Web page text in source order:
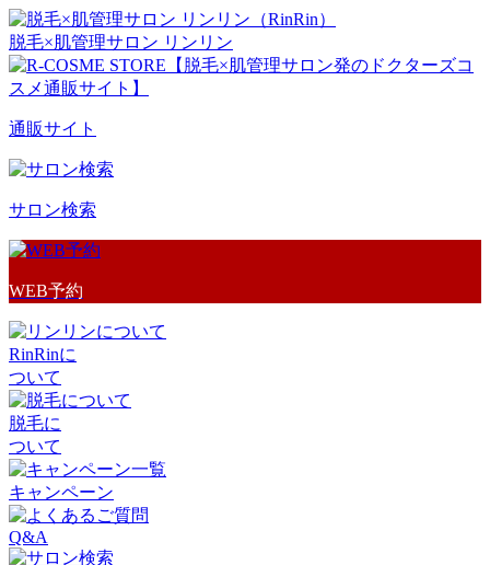
脱毛×肌管理サロン リンリン
通販サイト
サロン検索
WEB予約
RinRinに
ついて
脱毛に
ついて
キャンペーン
Q&A